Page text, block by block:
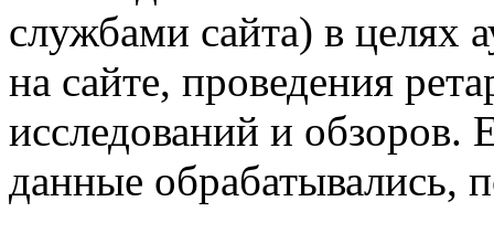
службами сайта) в целях
на сайте, проведения
исследований и обзоров.
данные обрабатывались,